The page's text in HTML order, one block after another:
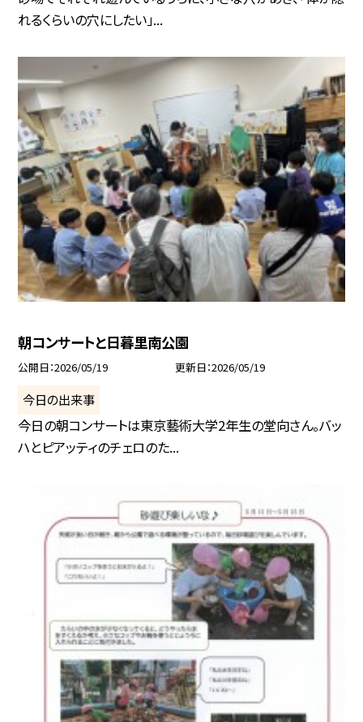
れるくらいの穴にしたい」...
朝コンサートと日暮里南公園
公開日 2026/05/19 更新日 2026/05/19
今日の出来事
今日の朝コンサートは東京藝術大学2年生の堂向さん。バッ
ハとピアッティのチェロのた...